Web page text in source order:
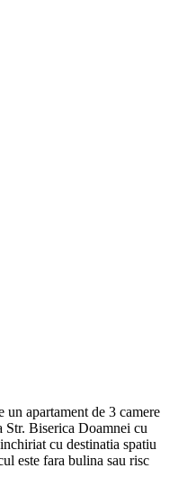
apartament de 3 camere
Str. Biserica Doamnei cu
cu destinatia spatiu
este fara bulina sau risc